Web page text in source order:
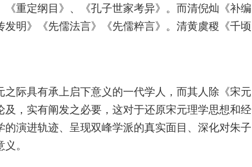
《重定纲目》、《孔子世家考异》。而清倪灿《补编
明》《先儒法言》《先儒粹言》。清黄虞稷《千顷
际具有承上启下意义的一代学人，而其人除《宋元
，实有阐发之必要，这对于还原宋元理学思想和经
演进轨迹、呈现双峰学派的真实面目、深化对朱子
。